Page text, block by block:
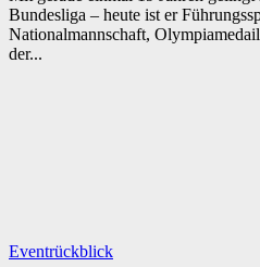
Bundesliga – heute ist er
Nationalmannschaft,
der...
Eventrückblick